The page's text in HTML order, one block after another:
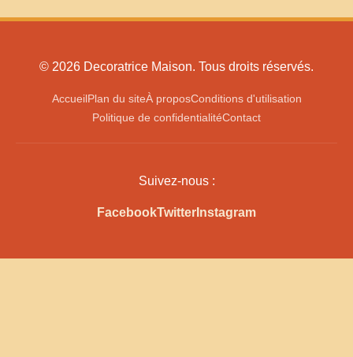
© 2026 Decoratrice Maison. Tous droits réservés.
AccueilPlan du siteÀ proposConditions d'utilisation
Politique de confidentialitéContact
Suivez-nous :
FacebookTwitter Instagram